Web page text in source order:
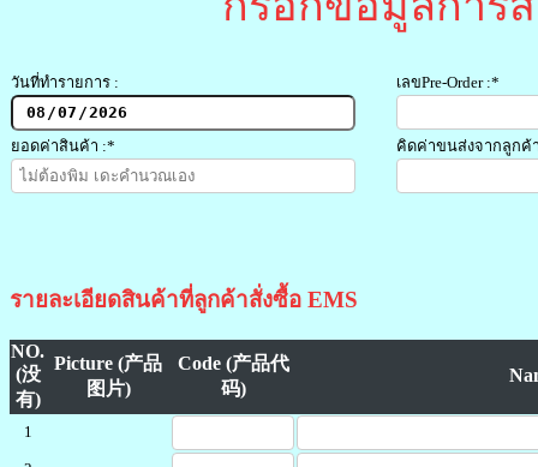
วันที่ทำรายการ : เลขPre-Order :*
ยอดค่าสินค้า :* คิดค่าขนส่งจากลูกค้
รายละเอียดสินค้าที่ลูกค้าสั่งซื้อ EMS
NO.
(没
有)
Picture (产品
图片)
Code (产品代
码)
1